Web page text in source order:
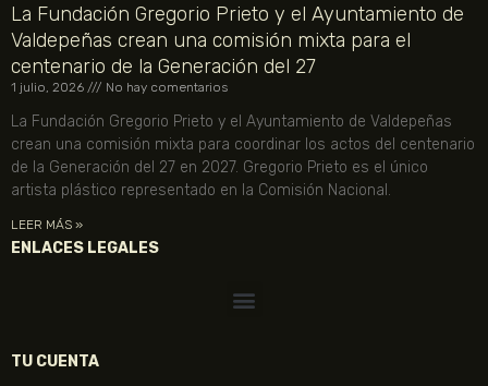
La Fundación Gregorio Prieto y el Ayuntamiento de
Valdepeñas crean una comisión mixta para el
centenario de la Generación del 27
1 julio, 2026 No hay comentarios
La Fundación Gregorio Prieto y el Ayuntamiento de Valdepeñas
crean una comisión mixta para coordinar los actos del centenario
de la Generación del 27 en 2027. Gregorio Prieto es el único
artista plástico representado en la Comisión Nacional.
LEER MÁS »
ENLACES LEGALES
TU CUENTA